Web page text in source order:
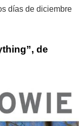
días de diciembre
de